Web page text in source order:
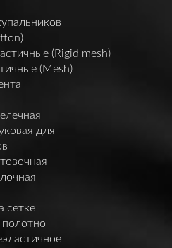
(Rigid mesh)
(Mesh)
для
сетке